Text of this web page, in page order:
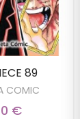
89
COMIC
€